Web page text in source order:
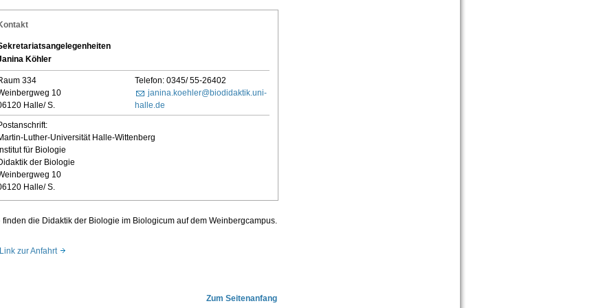
Köhler
334
10
Halle/ S.
Telefon: 0345/ 55-26402
janina.koehler@biodidaktik.uni-
halle.de
Luther-Universität Halle-Wittenberg
für Biologie
der Biologie
10
Halle/ S.
finden die Didaktik der Biologie im Biologicum auf dem Weinbergcampus.
zur Anfahrt
Zum Seitenanfang